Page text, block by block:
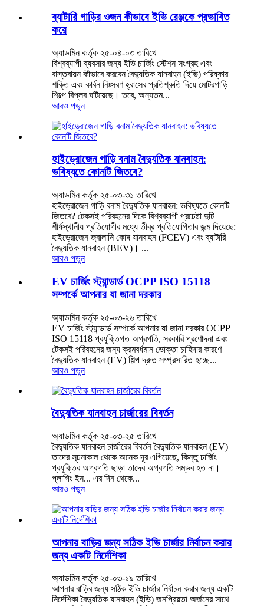
ব্যাটারি গাড়ির ওজন কীভাবে ইভি রেঞ্জকে প্রভাবিত
করে
অ্যাডমিন কর্তৃক ২৫-০৪-০৩ তারিখে
বিশ্বব্যাপী ব্যবসার জন্য ইভি চার্জিং স্টেশন সংগ্রহ এবং
বাস্তবায়ন কীভাবে করবেন বৈদ্যুতিক যানবাহন (ইভি) পরিষ্কার
শক্তি এবং কার্বন নিঃসরণ হ্রাসের প্রতিশ্রুতি দিয়ে মোটরগাড়ি
শিল্পে বিপ্লব ঘটিয়েছে। তবে, অন্যতম...
আরও পড়ুন
হাইড্রোজেন গাড়ি বনাম বৈদ্যুতিক যানবাহন:
ভবিষ্যতে কোনটি জিতবে?
অ্যাডমিন কর্তৃক ২৫-০৩-৩১ তারিখে
হাইড্রোজেন গাড়ি বনাম বৈদ্যুতিক যানবাহন: ভবিষ্যতে কোনটি
জিতবে? টেকসই পরিবহনের দিকে বিশ্বব্যাপী প্রচেষ্টা দুটি
শীর্ষস্থানীয় প্রতিযোগীর মধ্যে তীব্র প্রতিযোগিতার জন্ম দিয়েছে:
হাইড্রোজেন জ্বালানি কোষ যানবাহন (FCEV) এবং ব্যাটারি
বৈদ্যুতিক যানবাহন (BEV)। ...
আরও পড়ুন
EV চার্জিং স্ট্যান্ডার্ড OCPP ISO 15118
সম্পর্কে আপনার যা জানা দরকার
অ্যাডমিন কর্তৃক ২৫-০৩-২৬ তারিখে
EV চার্জিং স্ট্যান্ডার্ড সম্পর্কে আপনার যা জানা দরকার OCPP
ISO 15118 প্রযুক্তিগত অগ্রগতি, সরকারি প্রণোদনা এবং
টেকসই পরিবহনের জন্য ক্রমবর্ধমান ভোক্তা চাহিদার কারণে
বৈদ্যুতিক যানবাহন (EV) শিল্প দ্রুত সম্প্রসারিত হচ্ছে...
আরও পড়ুন
বৈদ্যুতিক যানবাহন চার্জারের বিবর্তন
অ্যাডমিন কর্তৃক ২৫-০৩-২৫ তারিখে
বৈদ্যুতিক যানবাহন চার্জারের বিবর্তন বৈদ্যুতিক যানবাহন (EV)
তাদের সূচনাকাল থেকে অনেক দূর এগিয়েছে, কিন্তু চার্জিং
প্রযুক্তির অগ্রগতি ছাড়া তাদের অগ্রগতি সম্ভব হত না।
প্লাগিং ইন... এর দিন থেকে...
আরও পড়ুন
আপনার বাড়ির জন্য সঠিক ইভি চার্জার নির্বাচন করার
জন্য একটি নির্দেশিকা
অ্যাডমিন কর্তৃক ২৫-০৩-১৯ তারিখে
আপনার বাড়ির জন্য সঠিক ইভি চার্জার নির্বাচন করার জন্য একটি
নির্দেশিকা বৈদ্যুতিক যানবাহন (ইভি) জনপ্রিয়তা অর্জনের সাথে